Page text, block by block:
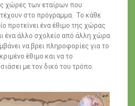
χώρες των εταίρων που
στο πρόγραμμα. Το κάθε
προτείνει ένα έθιμο της χώρας
ένα άλλο σχολείο από άλλη χώρα
να βρει πληροφορίες για το
έθιμο και να το
με τον δικό του τρόπο.